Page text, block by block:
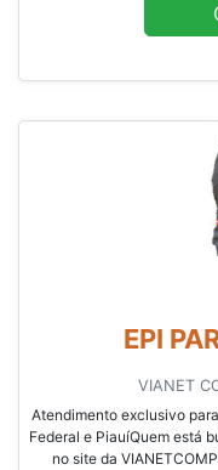
EPI
VIANET
Atendimento exclusivo
Federal e PiauíQuem está
no site da